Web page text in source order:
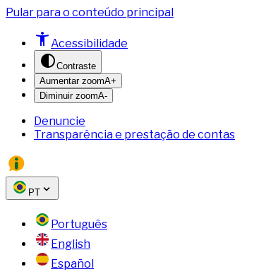
Pular para o conteúdo principal
Acessibilidade
Contraste
Aumentar zoomA+
Diminuir zoomA-
Denuncie
Transparência e prestação de contas
PT
Português
English
Español